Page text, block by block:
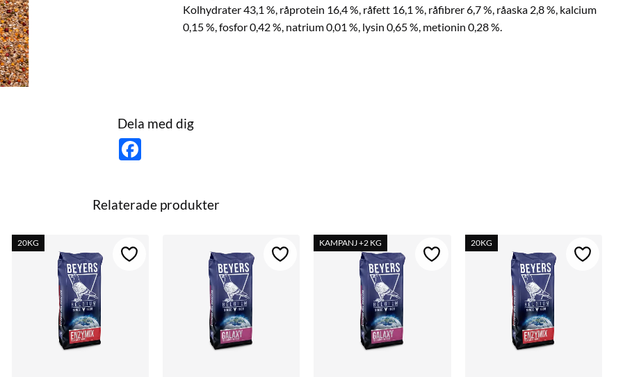
Kolhydrater 43,1 %, råprotein 16,4 %, råfett 16,1 %, råfibrer 6,7 %, råaska 2,8 %, kalcium
0,15 %, fosfor 0,42 %, natrium 0,01 %, lysin 0,65 %, metionin 0,28 %.
Dela med dig
o
Relaterade produkter
till i favoriter
20KG
Lägg till i favoriter Lägg till i favoriter
KAMPANJ +2 KG
Lägg till i favoriter
20KG
Lägg till